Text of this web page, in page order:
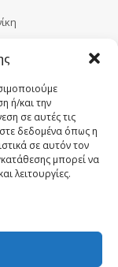
ή/και την
σε αυτές τις
δεδομένα όπως η
σε αυτόν τον
μπορεί να
λειτουργίες.